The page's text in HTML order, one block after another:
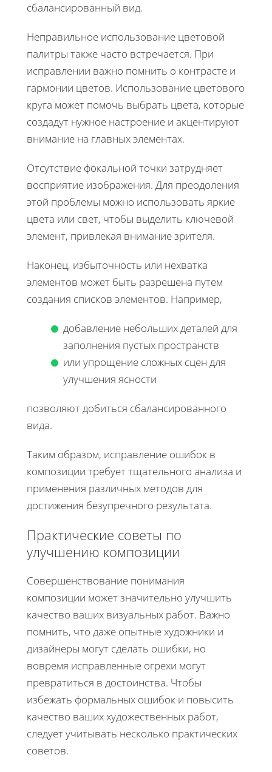
сбалансированный вид.
Неправильное использование цветовой
палитры также часто встречается. При
исправлении важно помнить о контрасте и
гармонии цветов. Использование цветового
круга может помочь выбрать цвета, которые
создадут нужное настроение и акцентируют
внимание на главных элементах.
Отсутствие фокальной точки затрудняет
восприятие изображения. Для преодоления
этой проблемы можно использовать яркие
цвета или свет, чтобы выделить ключевой
элемент, привлекая внимание зрителя.
Наконец, избыточность или нехватка
элементов может быть разрешена путем
создания списков элементов. Например,
добавление небольших деталей для
заполнения пустых пространств
или упрощение сложных сцен для
улучшения ясности
позволяют добиться сбалансированного
вида.
Таким образом, исправление ошибок в
композиции требует тщательного анализа и
применения различных методов для
достижения безупречного результата.
Практические советы по
улучшению композиции
Совершенствование понимания
композиции может значительно улучшить
качество ваших визуальных работ. Важно
помнить, что даже опытные художники и
дизайнеры могут сделать ошибки, но
вовремя исправленные огрехи могут
превратиться в достоинства. Чтобы
избежать формальных ошибок и повысить
качество ваших художественных работ,
следует учитывать несколько практических
советов.